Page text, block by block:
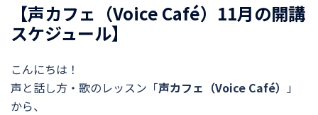
【声カフェ（Voice Café）11月の開講
スケジュール】
こんにちは！
声と話し方・歌のレッスン「声カフェ（Voice Café） 」
から、